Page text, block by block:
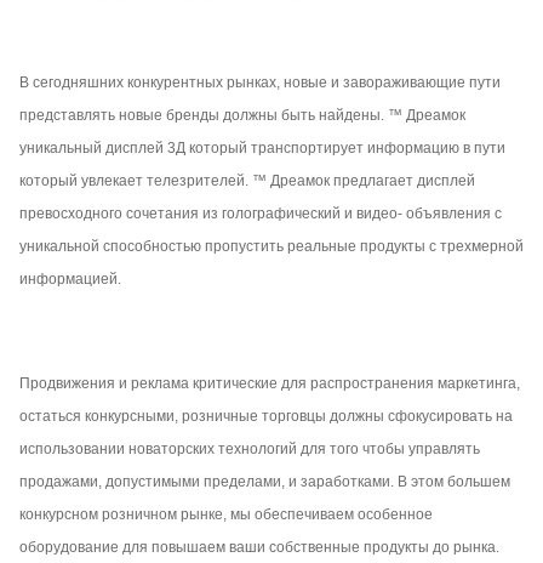
В сегодняшних конкурентных рынках, новые и завораживающие пути
представлять новые бренды должны быть найдены. ™ Дреамок
уникальный дисплей 3Д который транспортирует информацию в пути
который увлекает телезрителей. ™ Дреамок предлагает дисплей
превосходного сочетания из голографический и видео- объявления с
уникальной способностью пропустить реальные продукты с трехмерной
информацией.
Продвижения и реклама критические для распространения маркетинга,
остаться конкурсными, розничные торговцы должны сфокусировать на
использовании новаторских технологий для того чтобы управлять
продажами, допустимыми пределами, и заработками. В этом большем
конкурсном розничном рынке, мы обеспечиваем особенное
оборудование для повышаем ваши собственные продукты до рынка.